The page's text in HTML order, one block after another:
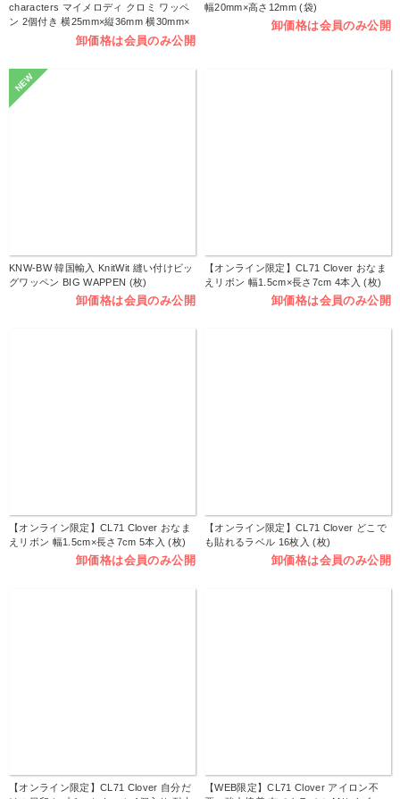
characters マイメロディ クロミ ワッペ
ン 2個付き 横25mm×縦36mm 横30mm×
縦37mm シール アイロン両用タイプ
卸価格は会員のみ公開
幅20mm×高さ12mm (袋)
卸価格は会員のみ公開
NEW
KNW-BW 韓国輸入 KnitWit 縫い付けビッ
グワッペン BIG WAPPEN (枚)
卸価格は会員のみ公開
【オンライン限定】CL71 Clover おなま
えリボン 幅1.5cm×長さ7cm 4本入 (枚)
卸価格は会員のみ公開
【オンライン限定】CL71 Clover おなま
えリボン 幅1.5cm×長さ7cm 5本入 (枚)
卸価格は会員のみ公開
【オンライン限定】CL71 Clover どこで
も貼れるラベル 16枚入 (枚)
卸価格は会員のみ公開
【オンライン限定】CL71 Clover 自分だ
【WEB限定】CL71 Clover アイロン不